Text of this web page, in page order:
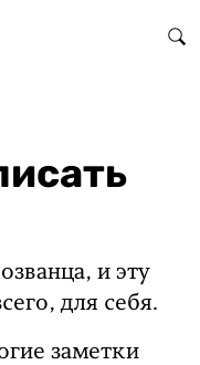
и эту
для себя.
заметки